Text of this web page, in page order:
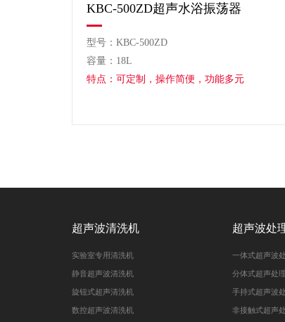
KBC-500ZD超声水浴振荡器
型号：KBC-500ZD
容量：18L
特点：可定制，操作简便，功能多元
超声波清洗机
实验室专用清洗机
静音超声波清洗机
旋钮式超声清洗机
数控超声波清洗机
超声波处
一体式超声波
分体式超声处
手持式超声波
非接触式超声